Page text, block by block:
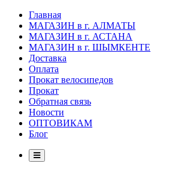
Главная
МАГАЗИН в г. АЛМАТЫ
МАГАЗИН в г. АСТАНА
МАГАЗИН в г. ШЫМКЕНТЕ
Доставка
Оплата
Прокат велосипедов
Прокат
Обратная связь
Новости
ОПТОВИКАМ
Блог